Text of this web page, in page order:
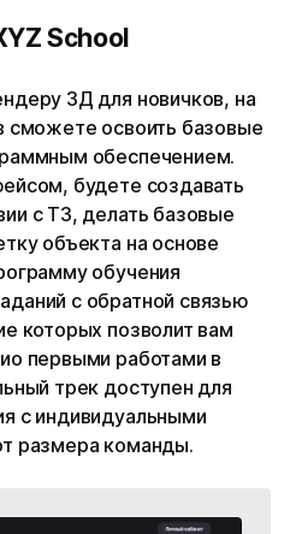
School
3Д для новичков, на
сможете освоить базовые
обеспечением.
будете создавать
с ТЗ, делать базовые
объекта на основе
обучения
с обратной связью
которых позволит вам
первыми работами в
трек доступен для
с индивидуальными
размера команды.